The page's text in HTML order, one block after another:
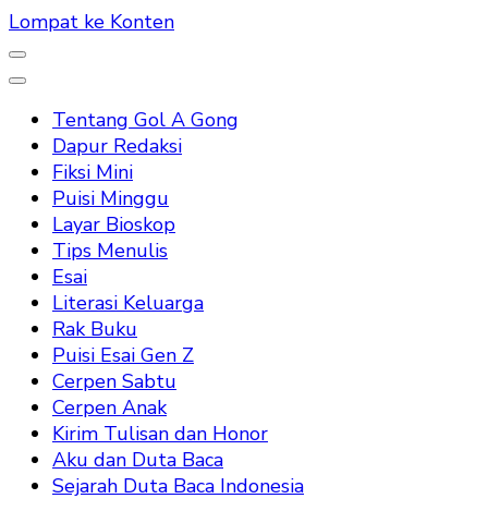
Lompat ke Konten
Tentang Gol A Gong
Dapur Redaksi
Fiksi Mini
Puisi Minggu
Layar Bioskop
Tips Menulis
Esai
Literasi Keluarga
Rak Buku
Puisi Esai Gen Z
Cerpen Sabtu
Cerpen Anak
Kirim Tulisan dan Honor
Aku dan Duta Baca
Sejarah Duta Baca Indonesia